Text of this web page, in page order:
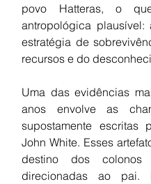
povo Hatteras, o
antropológica
estratégia de
recursos e do
Uma das evidências
anos envolve as
supostamente escritas
John White. Esses
destino dos colonos
direcionadas ao pai.